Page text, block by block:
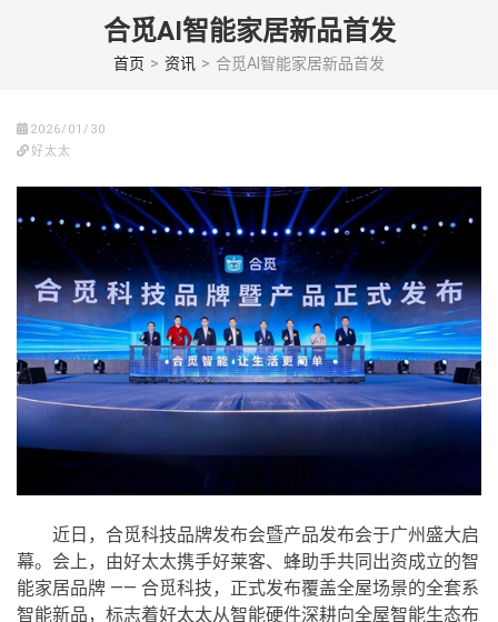
enter)
合觅AI智能家居新品首发
首页 > 资讯 > 合觅AI智能家居新品首发
2026/01/30
好太太
近日，合觅科技品牌发布会暨产品发布会于广州盛大启
幕。会上，由好太太携手好莱客、蜂助手共同出资成立的智
能家居品牌 —— 合觅科技，正式发布覆盖全屋场景的全套系
智能新品，标志着好太太从智能硬件深耕向全屋智能生态布